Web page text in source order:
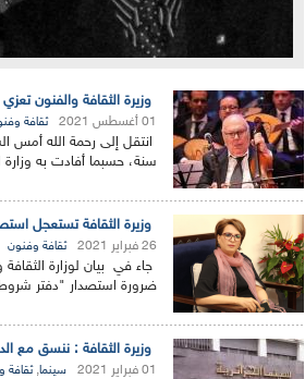
وزيرة الثقافة والفنون
01 أغسطس 2021 ثقافة
سنة، حسبما أفادت به
وزيرة الثقافة تستعجل
26 فبراير 2021 ثقافة وفنون
جاء في بيان لوزارة
ضرورة استصدار "دفتر
وزيرة الثقافة : ننسق مع
01 فبراير 2021 سينما,ثقافة